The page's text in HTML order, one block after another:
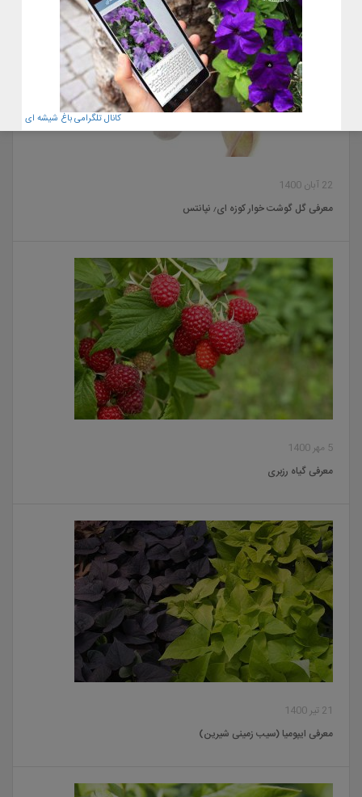
22 آبان 1400
معرفی گل گوشت خوار کوزه ای٫ نپانتس
5 مهر 1400
معرفی گیاه رزبری
21 تیر 1400
معرفی ایپومیا (سیب زمینی شیرین)
کانال تلگرامی باغ شیشه ای